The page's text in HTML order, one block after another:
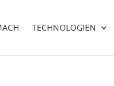
TECHNOLOGIEN